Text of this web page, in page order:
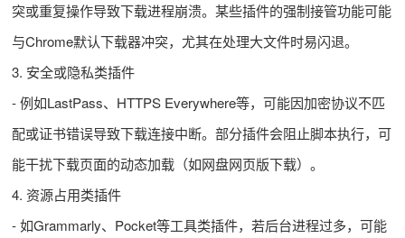
突或重复操作导致下载进程崩溃。某些插件的强制接管功能可能
与Chrome默认下载器冲突，尤其在处理大文件时易闪退。
3. 安全或隐私类插件
- 例如LastPass、HTTPS Everywhere等，可能因加密协议不匹
配或证书错误导致下载连接中断。部分插件会阻止脚本执行，可
能干扰下载页面的动态加载（如网盘网页版下载）。
4. 资源占用类插件
- 如Grammarly、Pocket等工具类插件，若后台进程过多，可能